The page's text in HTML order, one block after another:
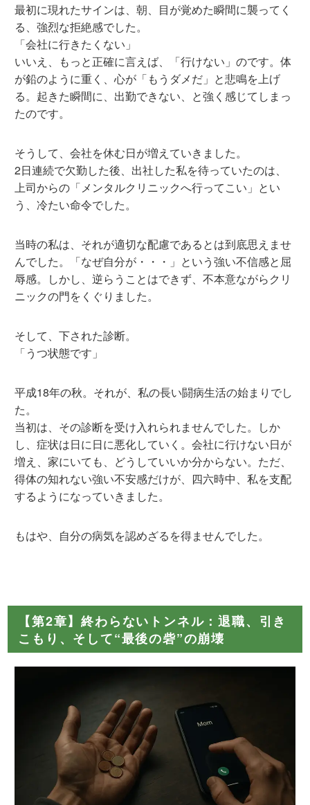
最初に現れたサインは、朝、目が覚めた瞬間に襲ってく
る、強烈な拒絶感でした。
「会社に行きたくない」
いいえ、もっと正確に言えば、「行けない」のです。体
が鉛のように重く、心が「もうダメだ」と悲鳴を上げ
る。起きた瞬間に、出勤できない、と強く感じてしまっ
たのです。
そうして、会社を休む日が増えていきました。
2日連続で欠勤した後、出社した私を待っていたのは、
上司からの「メンタルクリニックへ行ってこい」とい
う、冷たい命令でした。
当時の私は、それが適切な配慮であるとは到底思えませ
んでした。「なぜ自分が・・・」という強い不信感と屈
辱感。しかし、逆らうことはできず、不本意ながらクリ
ニックの門をくぐりました。
そして、下された診断。
「うつ状態です」
平成18年の秋。それが、私の長い闘病生活の始まりでし
た。
当初は、その診断を受け入れられませんでした。しか
し、症状は日に日に悪化していく。会社に行けない日が
増え、家にいても、どうしていいか分からない。ただ、
得体の知れない強い不安感だけが、四六時中、私を支配
するようになっていきました。
もはや、自分の病気を認めざるを得ませんでした。
【第2章】終わらないトンネル：退職、引き
こもり、そして“最後の砦”の崩壊